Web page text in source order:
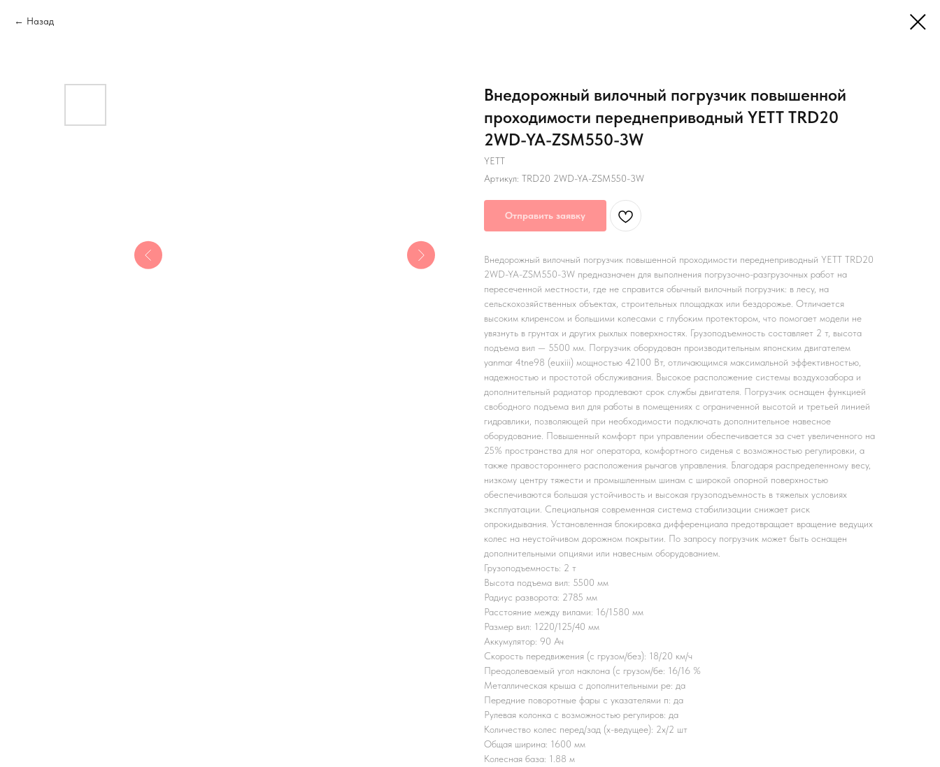
Назад
Внедорожный вилочный погрузчик повышенной
проходимости переднеприводный YETT TRD20
2WD-YA-ZSM550-3W
YETT
Артикул: TRD20 2WD-YA-ZSM550-3W
Отправить заявку
Внедорожный вилочный погрузчик повышенной проходимости переднеприводный YETT TRD20
2WD-YA-ZSM550-3W предназначен для выполнения погрузочно-разгрузочных работ на
пересеченной местности, где не справится обычный вилочный погрузчик: в лесу, на
сельскохозяйственных объектах, строительных площадках или бездорожье. Отличается
высоким клиренсом и большими колесами с глубоким протектором, что помогает модели не
увязнуть в грунтах и других рыхлых поверхностях. Грузоподъемность составляет 2 т, высота
подъема вил — 5500 мм. Погрузчик оборудован производительным японским двигателем
yanmar 4tne98 (euxiii) мощностью 42100 Вт, отличающимся максимальной эффективностью,
надежностью и простотой обслуживания. Высокое расположение системы воздухозабора и
дополнительный радиатор продлевают срок службы двигателя. Погрузчик оснащен функцией
свободного подъема вил для работы в помещениях с ограниченной высотой и третьей линией
гидравлики, позволяющей при необходимости подключать дополнительное навесное
оборудование. Повышенный комфорт при управлении обеспечивается за счет увеличенного на
25% пространства для ног оператора, комфортного сиденья с возможностью регулировки, а
также правостороннего расположения рычагов управления. Благодаря распределенному весу,
низкому центру тяжести и промышленным шинам с широкой опорной поверхностью
обеспечиваются большая устойчивость и высокая грузоподъемность в тяжелых условиях
эксплуатации. Специальная современная система стабилизации снижает риск
опрокидывания. Установленная блокировка дифференциала предотвращает вращение ведущих
колес на неустойчивом дорожном покрытии. По запросу погрузчик может быть оснащен
дополнительными опциями или навесным оборудованием.
Грузоподъемность: 2 т
Высота подъема вил: 5500 мм
Радиус разворота: 2785 мм
Расстояние между вилами: 16/1580 мм
Размер вил: 1220/125/40 мм
Аккумулятор: 90 Ач
Скорость передвижения (с грузом/без): 18/20 км/ч
Преодолеваемый угол наклона (с грузом/бе: 16/16 %
Металлическая крыша с дополнительными ре: да
Передние поворотные фары с указателями п: да
Рулевая колонка с возможностью регулиров: да
Количество колес перед/зад (x-ведущее): 2x/2 шт
Общая ширина: 1600 мм
Колесная база: 1.88 м